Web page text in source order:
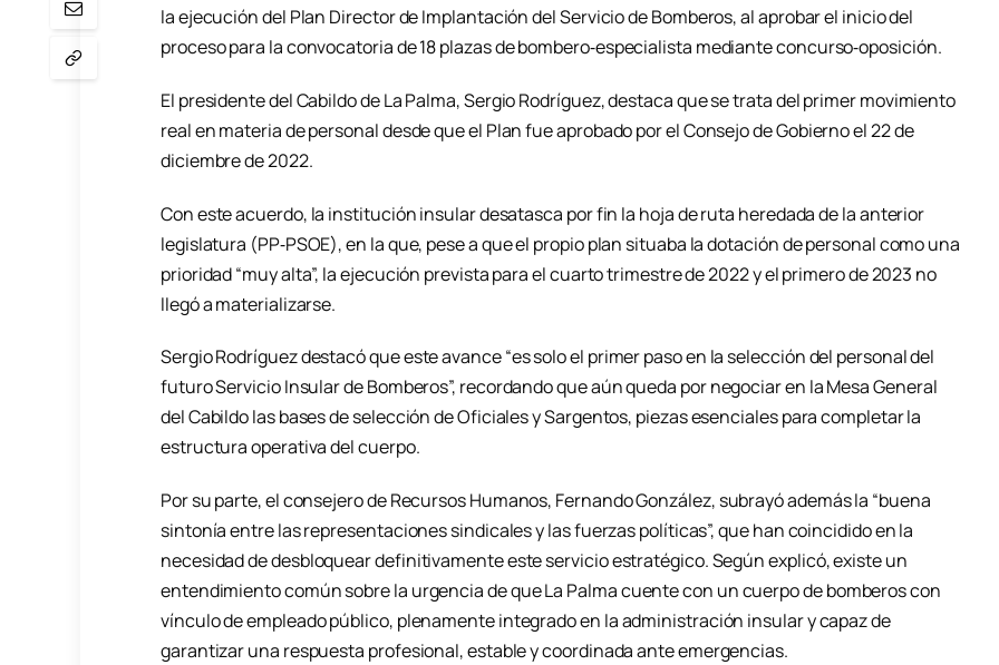
la ejecución del Plan Director de Implantación del Servicio de Bomberos, al aprobar el inicio del
proceso para la convocatoria de 18 plazas de bombero‑especialista mediante concurso‑oposición.
El presidente del Cabildo de La Palma, Sergio Rodríguez, destaca que se trata del primer movimiento
real en materia de personal desde que el Plan fue aprobado por el Consejo de Gobierno el 22 de
diciembre de 2022.
Con este acuerdo, la institución insular desatasca por fin la hoja de ruta heredada de la anterior
legislatura (PP‑PSOE), en la que, pese a que el propio plan situaba la dotación de personal como una
prioridad “muy alta”, la ejecución prevista para el cuarto trimestre de 2022 y el primero de 2023 no
llegó a materializarse.
Sergio Rodríguez destacó que este avance “es solo el primer paso en la selección del personal del
futuro Servicio Insular de Bomberos”, recordando que aún queda por negociar en la Mesa General
del Cabildo las bases de selección de Oficiales y Sargentos, piezas esenciales para completar la
estructura operativa del cuerpo.
Por su parte, el consejero de Recursos Humanos, Fernando González, subrayó además la “buena
sintonía entre las representaciones sindicales y las fuerzas políticas”, que han coincidido en la
necesidad de desbloquear definitivamente este servicio estratégico. Según explicó, existe un
entendimiento común sobre la urgencia de que La Palma cuente con un cuerpo de bomberos con
vínculo de empleado público, plenamente integrado en la administración insular y capaz de
garantizar una respuesta profesional, estable y coordinada ante emergencias.